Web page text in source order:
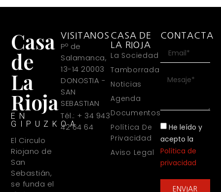
Casa
de
La
Rioja
EN
GIPUZKOA
El Circulo
Riojano de
San
Sebastián,
se funda el
VISITANOS
Pº de
Salamanca,
13-14 20003
DONOSTIA -
SAN
SEBASTIAN
Tél.: + 34 943
42 64 64
CASA DE
LA RIOJA
La Sociedad
Tamborrada
Noticias
Agenda
Documentos
Política De
Privacidad
Aviso Legal
CONTACTA
He leído y
acepto la
Política de
privacidad
ENVIAR